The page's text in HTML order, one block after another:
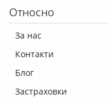
Относно
За нас
Контакти
Блог
Застраховки